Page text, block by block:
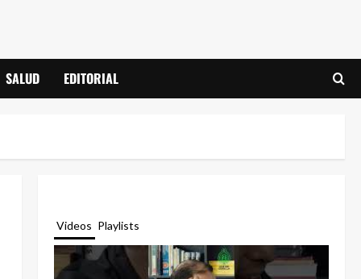
SALUD EDITORIAL
Videos Playlists